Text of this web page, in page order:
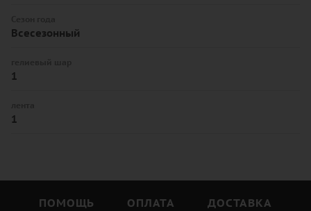
Всесезонный
1
1
ПОМОЩЬ ОПЛАТА
ДОСТАВКА